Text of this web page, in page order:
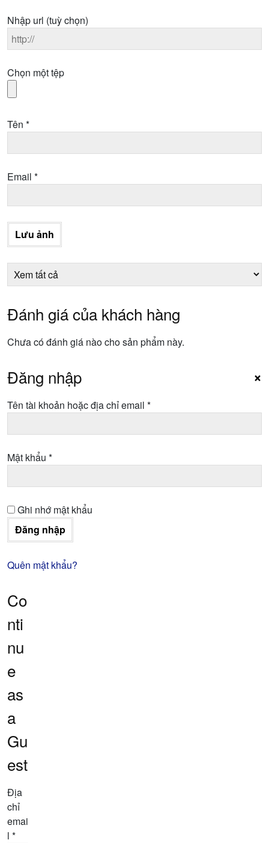
Nhập url (tuỳ chọn)
Chọn một tệp
Tên *
Email *
Lưu ảnh
Đánh giá của khách hàng
Chưa có đánh giá nào cho sản phẩm này.
×
Đăng nhập
Tên tài khoản hoặc địa chỉ email *Bắt
Mật khẩu *Bắt
Ghi nhớ mật khẩu
Đăng nhập
Quên mật khẩu?
Co
nti
nu
e
as
a
Gu
est
Địa
chỉ
emai
l *